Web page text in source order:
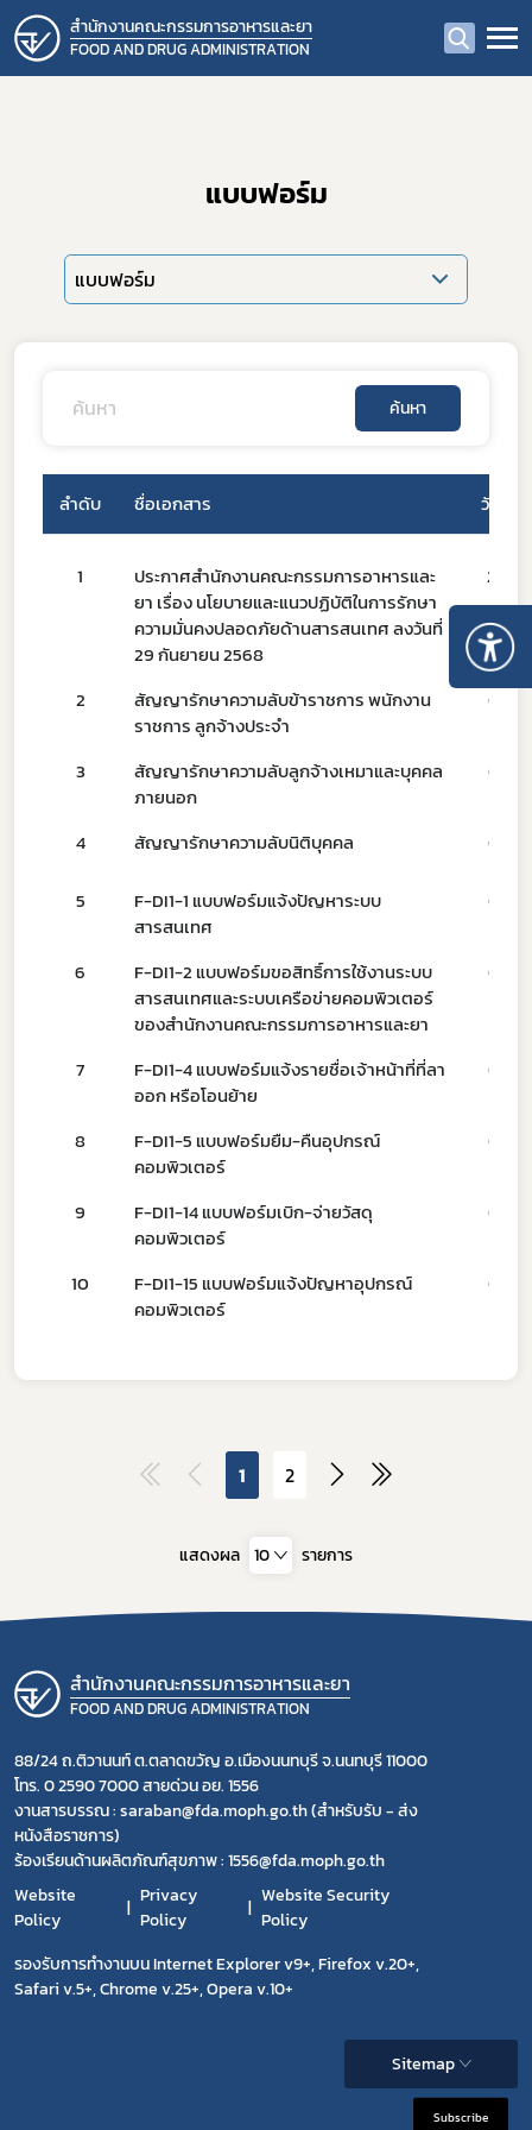
สำนักงานคณะกรรมการอาหารและยา
FOOD AND DRUG ADMINISTRATION
แบบฟอร์ม
แบบฟอร์ม
ค้นหา
ลำดับ ชื่อเอกสาร วันที่เ
1
ประกาศสำนักงานคณะกรรมการอาหารและ
ยา เรื่อง นโยบายและแนวปฏิบัติในการรักษา
ความมั่นคงปลอดภัยด้านสารสนเทศ ลงวันที่
29 กันยายน 2568
29/
2
สัญญารักษาความลับข้าราชการ พนักงาน
ราชการ ลูกจ้างประจำ
01/
3
​สัญญารักษาความลับลูกจ้างเหมาและบุคคล
ภายนอก
01/
4 ​สัญญารักษาความลับนิติบุคคล 01/
5
​F-DI1-1 แบบฟอร์มแจ้งปัญหาระบบ
สารสนเทศ
01/
6
F-DI1-2 แบบฟอร์มขอสิทธิ์การใช้งานระบบ
สารสนเทศและระบบเครือข่ายคอมพิวเตอร์
ของสำนักงานคณะกรรมการอาหารและยา
01/
7
​F-DI1-4 แบบฟอร์มแจ้งรายชื่อเจ้าหน้าที่ที่ลา
ออก หรือโอนย้าย
01/
8
​F-DI1-5 แบบฟอร์มยืม-คืนอุปกรณ์
คอมพิวเตอร์
01/
9
​F-DI1-14 แบบฟอร์มเบิก-จ่ายวัสดุ
คอมพิวเตอร์
01/
10
F-DI1-15 แบบฟอร์มแจ้งปัญหาอุปกรณ์
คอมพิวเตอร์
01/
1 2
แสดงผล 10 รายการ
สำนักงานคณะกรรมการอาหารและยา
FOOD AND DRUG ADMINISTRATION
88/24 ถ.ติวานนท์ ต.ตลาดขวัญ อ.เมืองนนทบุรี จ.นนทบุรี 11000
โทร. 0 2590 7000 สายด่วน อย. 1556
งานสารบรรณ : saraban@fda.moph.go.th (สำหรับรับ - ส่ง
หนังสือราชการ)
ร้องเรียนด้านผลิตภัณฑ์สุขภาพ : 1556@fda.moph.go.th
Website
Policy
Privacy
Policy
Website Security
Policy
รองรับการทำงานบน Internet Explorer v9+, Firefox v.20+,
Safari v.5+, Chrome v.25+, Opera v.10+
Sitemap
Subscribe
Subscribe
เลือกหัวข้อที่ท่านต้องการ Subscribe
อาหาร
โควิด